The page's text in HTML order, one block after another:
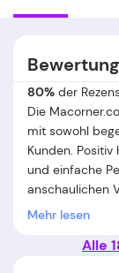
80% der
Die
mit sowohl
Kunden.
und einfache
anschaulichen
die oft als
Fehlern oder
Mehr lesen
Alle